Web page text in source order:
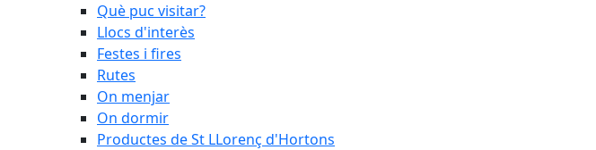
Què puc visitar?
Llocs d'interès
Festes i fires
Rutes
On menjar
On dormir
Productes de St LLorenç d'Hortons